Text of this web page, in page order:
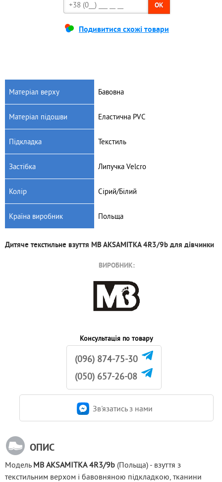
OK
Подивитися схожі товари
Матеріал верху Бавовна
Матеріал підошви Еластична PVC
Підкладка Текстиль
Застібка Липучка Velcro
Колір Сірий/Білий
Країна виробник Польща
Дитяче текстильне взуття MB AKSAMITKA 4R3/9b для дівчинки
ВИРОБНИК:
Консультація по товару
(096) 874-75-30
(050) 657-26-08
Зв'язатись з нами
ОПИС
Модель MB AKSAMITKA 4R3/9b (Польща) - взуття з
текстильним верхом і бавовняною підкладкою, тканини